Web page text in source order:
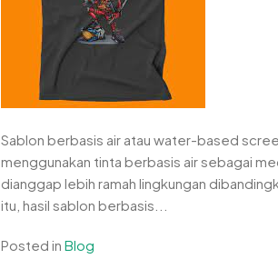
Sablon berbasis air atau water-based
menggunakan tinta berbasis air sebagai
dianggap lebih ramah lingkungan
itu, hasil sablon berbasis...
Posted in Blog